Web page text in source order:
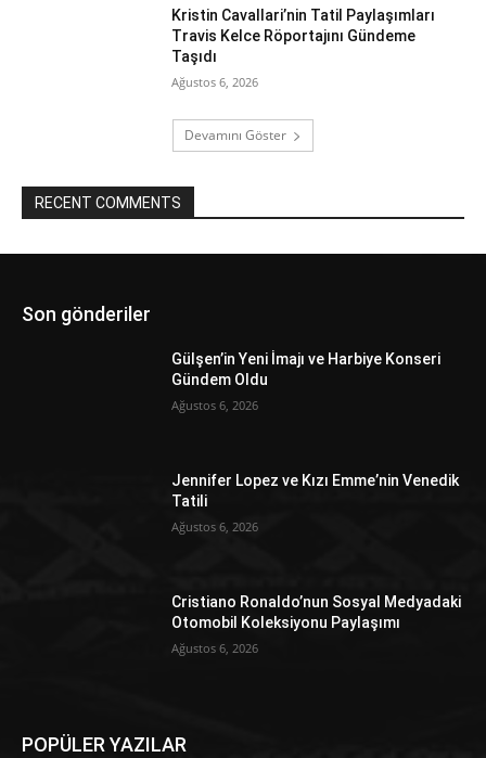
Kristin Cavallari’nin Tatil Paylaşımları
Travis Kelce Röportajını Gündeme
Taşıdı
Ağustos 6, 2026
Devamını Göster
RECENT COMMENTS
Son gönderiler
Gülşen’in Yeni İmajı ve Harbiye Konseri
Gündem Oldu
Ağustos 6, 2026
Jennifer Lopez ve Kızı Emme’nin Venedik
Tatili
Ağustos 6, 2026
Cristiano Ronaldo’nun Sosyal Medyadaki
Otomobil Koleksiyonu Paylaşımı
Ağustos 6, 2026
POPÜLER YAZILAR